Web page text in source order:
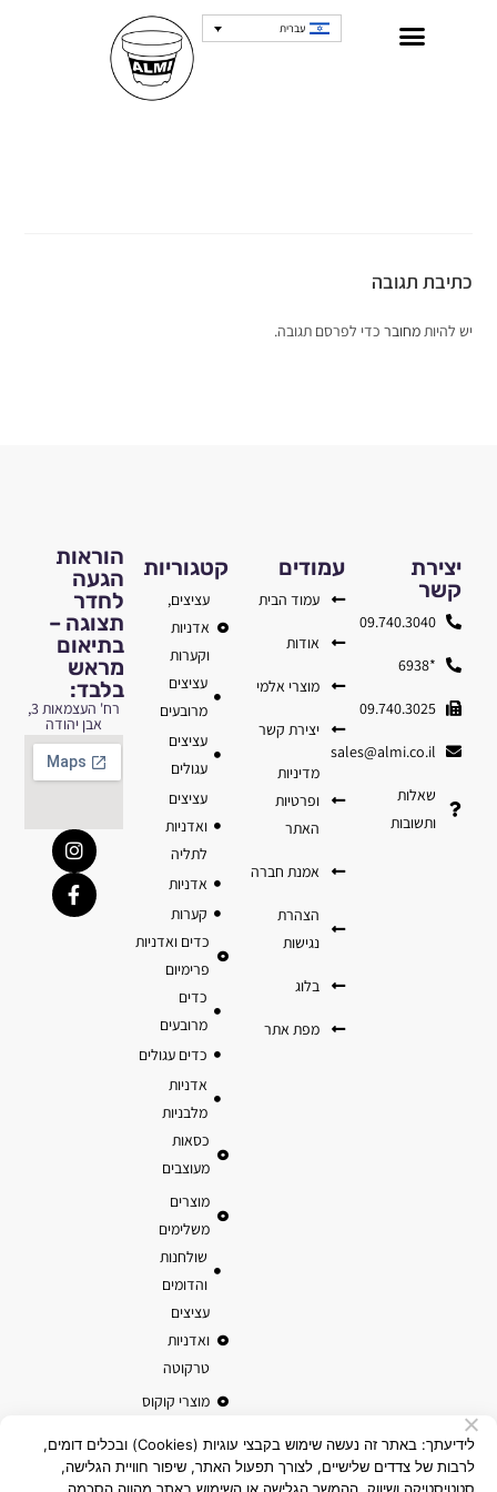
עברית
כתיבת תגובה
יש להיותמחובר כדי לפרסם תגובה.
הוראות
הגעה
לחדר
תצוגה –
בתיאום
מראש
בלבד:
רח' העצמאות 3,
אבן יהודה
קטגוריות
עציצים,
אדניות
וקערות
עציצים
מרובעים
עציצים
עגולים
עציצים
ואדניות
לתליה
אדניות
קערות
כדים ואדניות
פרימיום
כדים
מרובעים
כדים עגולים
אדניות
מלבניות
כסאות
מעוצבים
מוצרים
משלימים
שולחנות
והדומים
עציצים
ואדניות
טרקוטה
מוצרי קוקוס
עמודים
עמוד הבית
אודות
מוצרי אלמי
יצירת קשר
מדיניות
ופרטיות
האתר
אמנת חברה
הצהרת
נגישות
בלוג
מפת אתר
יצירת
קשר
09.740.3040
*6938
09.740.3025
sales@almi.co.il
שאלות
ותשובות
לידיעתך: באתר זה נעשה שימוש בקבצי עוגיות (Cookies) ובכלים דומים,
לרבות של צדדים שלישיים, לצורך תפעול האתר, שיפור חוויית הגלישה,